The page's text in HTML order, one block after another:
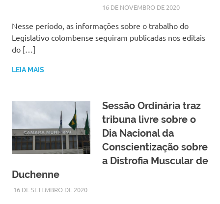
16 DE NOVEMBRO DE 2020
Nesse período, as informações sobre o trabalho do
Legislativo colombense seguiram publicadas nos editais
do […]
LEIA MAIS
Sessão Ordinária traz
tribuna livre sobre o
Dia Nacional da
Conscientização sobre
a Distrofia Muscular de
Duchenne
16 DE SETEMBRO DE 2020SILMARA
NOTÍCIAS